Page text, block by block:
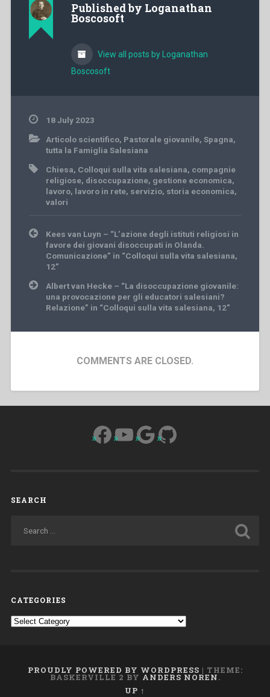
Published by Loganathan
Boscosoft
View all posts by Loganathan
Boscosoft
18 July 2023
Articolo scientifico, Pastorale giovanile, Spagna,
tutta la Famiglia Salesiana
Chiesa, Colloqui sulla vita salesiana, compagnie
religiose, disoccupazione, gestione economica,
lavoro, lavoro in rete, servizio, storia economica,
valori
Post
navigation
Kees van Luyn – “L’azione degli istituti religiosi in
favore dei giovani disoccupati in Olanda.
Comunicazione” in “Colloqui sulla vita salesiana,
12”
Albert van Hecke – “La disoccupazione giovanile:
una provocazione per gli educatori salesiani?
Relazione” in “Colloqui sulla vita salesiana, 12”
COMMENTS ARE CLOSED.
Facebook
YouTube
Google
GitHub
SEARCH
CATEGORIES
Categories
PROUDLY POWERED BY WORDPRESS | THEME:
BASKERVILLE 2 BY ANDERS NOREN.
UP ↑